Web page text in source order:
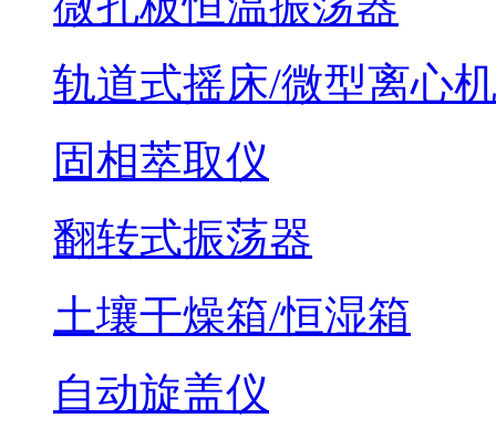
轨道式摇床/微型离心机
固相萃取仪
翻转式振荡器
土壤干燥箱/恒湿箱
自动旋盖仪